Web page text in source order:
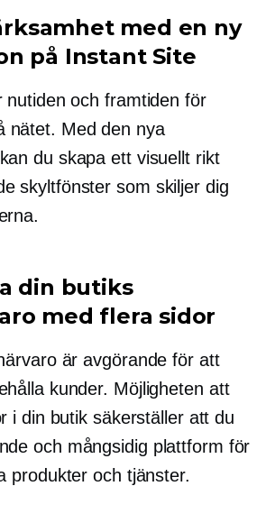
med en ny
på Instant Site
nutiden och framtiden för
nätet. Med den nya
du skapa ett visuellt rikt
skyltfönster som skiljer dig
din butiks
med flera sidor
är avgörande för att
kunder. Möjligheten att
i din butik säkerställer att du
och mångsidig plattform för
produkter och tjänster.